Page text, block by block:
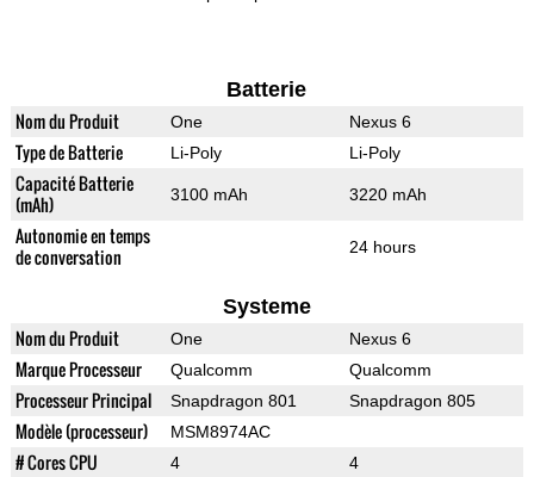
Batterie
Nom du Produit One Nexus 6
Type de Batterie Li-Poly Li-Poly
Capacité Batterie
(mAh)
3100 mAh 3220 mAh
Autonomie en temps
de conversation
24 hours
Systeme
Nom du Produit One Nexus 6
Marque Processeur Qualcomm Qualcomm
Processeur Principal Snapdragon 801 Snapdragon 805
Modèle (processeur) MSM8974AC
# Cores CPU 4 4